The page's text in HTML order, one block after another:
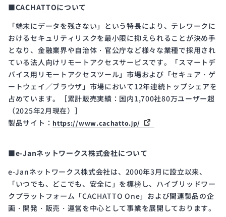
■CACHATTOについて
「端末にデータを残さない」という特長により、テレワークに
おけるセキュリティリスクを最小限に抑えられることが決め手
となり、金融業界や自治体・官公庁など様々な業種で採用され
ている法人向けリモートアクセスサービスです。「スマートデ
バイス用リモートアクセスツール」市場および「セキュア・ゲ
ートウェイ／ブラウザ」市場において12年連続トップシェアを
占めています。［累計販売実績：国内1,700社80万ユーザー超
（2025年2月現在）］
製品サイト： https://www.cachatto.jp/
■e-Janネットワークス株式会社について
e-Janネットワークス株式会社は、2000年3月に設立以来、
「いつでも、どこでも、安全に」を標榜し、ハイブリッドワー
クプラットフォーム「CACHATTO One」および関連製品の企
画・開発・販売・運営を中心として事業を展開しております。